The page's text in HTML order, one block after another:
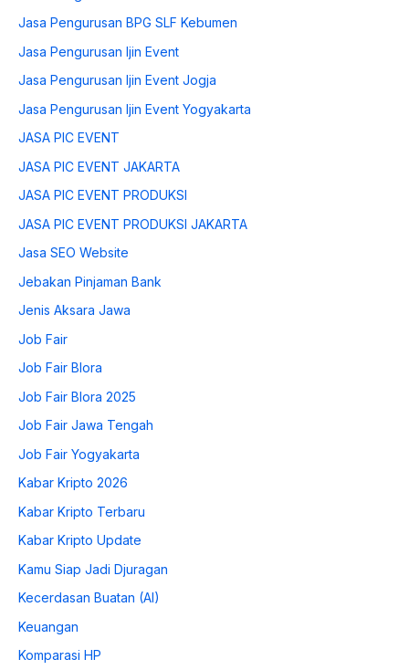
Jasa Pengurusan BPG SLF Kebumen
Jasa Pengurusan Ijin Event
Jasa Pengurusan Ijin Event Jogja
Jasa Pengurusan Ijin Event Yogyakarta
JASA PIC EVENT
JASA PIC EVENT JAKARTA
JASA PIC EVENT PRODUKSI
JASA PIC EVENT PRODUKSI JAKARTA
Jasa SEO Website
Jebakan Pinjaman Bank
Jenis Aksara Jawa
Job Fair
Job Fair Blora
Job Fair Blora 2025
Job Fair Jawa Tengah
Job Fair Yogyakarta
Kabar Kripto 2026
Kabar Kripto Terbaru
Kabar Kripto Update
Kamu Siap Jadi Djuragan
Kecerdasan Buatan (AI)
Keuangan
Komparasi HP